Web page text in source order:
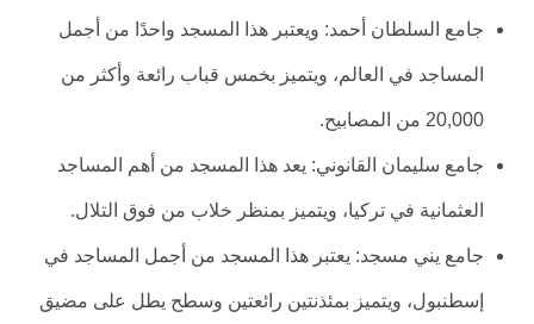
جامع السلطان أحمد: ويعتبر هذا المسجد واحدًا من أجمل
المساجد في العالم، ويتميز بخمس قباب رائعة وأكثر من
20,000 من المصابيح.
جامع سليمان القانوني: يعد هذا المسجد من أهم المساجد
العثمانية في تركيا، ويتميز بمنظر خلاب من فوق التلال.
جامع يني مسجد: يعتبر هذا المسجد من أجمل المساجد في
إسطنبول، ويتميز بمئذنتين رائعتين وسطح يطل على مضيق